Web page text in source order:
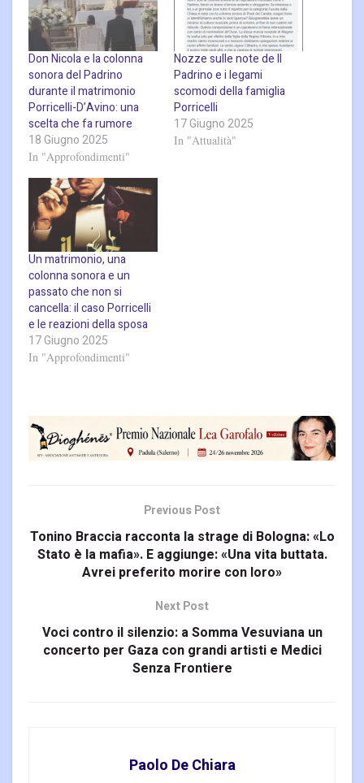
Don Nicola e la colonna
sonora del Padrino
durante il matrimonio
Porricelli-D’Avino: una
scelta che fa rumore
18 Giugno 2025
In "Approfondimenti"
Nozze sulle note de Il
Padrino e i legami
scomodi della famiglia
Porricelli
17 Giugno 2025
In "Attualità"
Un matrimonio, una
colonna sonora e un
passato che non si
cancella: il caso Porricelli
e le reazioni della sposa
17 Giugno 2025
In "Approfondimenti"
Previous Post
Tonino Braccia racconta la strage di Bologna: «Lo
Stato è la mafia». E aggiunge: «Una vita buttata.
Avrei preferito morire con loro»
Next Post
Voci contro il silenzio: a Somma Vesuviana un
concerto per Gaza con grandi artisti e Medici
Senza Frontiere
Paolo De Chiara